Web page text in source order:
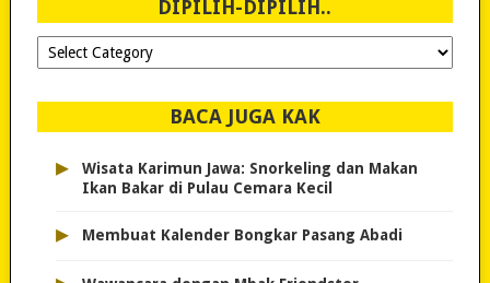
DIPILIH-DIPILIH..
Dipilih-
dipilih..
BACA JUGA KAK
▸
Wisata Karimun Jawa: Snorkeling dan Makan
Ikan Bakar di Pulau Cemara Kecil
▸ Membuat Kalender Bongkar Pasang Abadi